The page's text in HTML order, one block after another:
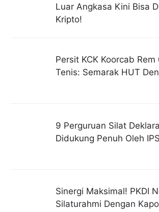
Luar Angkasa Kini Bisa
Kripto!
Persit KCK Koorcab
Tenis: Semarak HUT
9 Perguruan Silat
Didukung Penuh Oleh
Sinergi Maksimal! PKDI
Silaturahmi Dengan